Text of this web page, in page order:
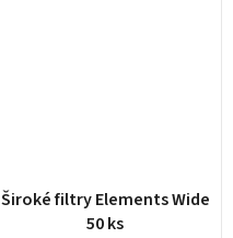
Široké filtry Elements Wide
50 ks